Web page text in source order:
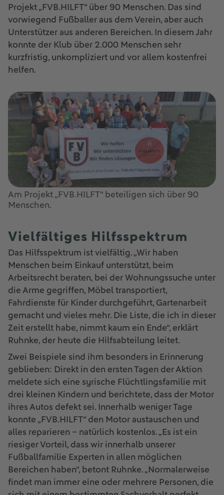
Projekt „FVB.HILFT“ über 90 Menschen. Das sind
vorwiegend Fußballer aus dem Verein, aber auch
Unterstützer aus anderen Bereichen. In diesem Jahr
konnte der Klub über 2.000 Menschen sehr
kurzfristig, unkompliziert und vor allem kostenfrei
helfen.
Am Projekt „FVB.HILFT“ beteiligen sich über 90
Menschen.
Vielfältiges Hilfsspektrum
Das Hilfsspektrum ist vielfältig. „Wir haben
Menschen beim Einkauf unterstützt, beim
Arbeitsrecht beraten, bei der Wohnungssuche unter
die Arme gegriffen, Möbel transportiert,
Fahrdienste für Kinder durchgeführt, Gartenarbeit
gemacht und vieles mehr. Die Liste, die ich in dieser
Zeit erstellt habe, nimmt kaum ein Ende“, erklärt
Ruhnke, der heute die Hilfsabteilung leitet.
Zwei Beispiele sind ihm besonders in Erinnerung
geblieben: Direkt in den ersten Tagen der Aktion
meldete sich eine syrische Flüchtlingsfamilie mit
drei kleinen Kindern und berichtete, dass der Motor
ihres Autos defekt sei. Innerhalb weniger Tage
konnte „FVB.HILFT“ den Motor austauschen und
alles reparieren – natürlich kostenlos. „Es ist ein
riesiger Vorteil, dass wir innerhalb unserer
Fußballfamilie Experten in allen möglichen
Bereichen haben“, betont Ruhnke. „Normalerweise
findet man immer eine oder mehrere Personen, die